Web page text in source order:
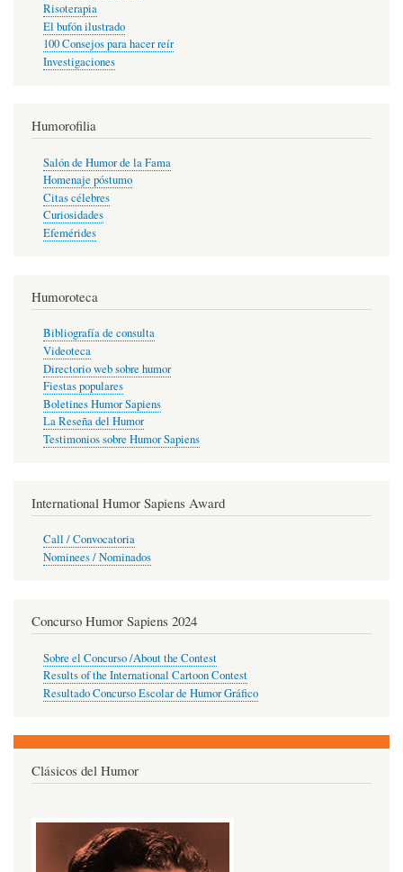
Risoterapia
El bufón ilustrado
100 Consejos para hacer reír
Investigaciones
Humorofilia
Salón de Humor de la Fama
Homenaje póstumo
Citas célebres
Curiosidades
Efemérides
Humoroteca
Bibliografía de consulta
Videoteca
Directorio web sobre humor
Fiestas populares
Boletines Humor Sapiens
La Reseña del Humor
Testimonios sobre Humor Sapiens
International Humor Sapiens Award
Call / Convocatoria
Nominees / Nominados
Concurso Humor Sapiens 2024
Sobre el Concurso /About the Contest
Results of the International Cartoon Contest
Resultado Concurso Escolar de Humor Gráfico
Clásicos del Humor